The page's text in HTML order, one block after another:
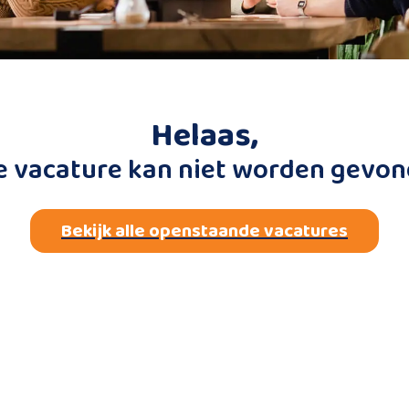
Helaas,
vacature kan niet worden
Bekijk alle openstaande vacatures